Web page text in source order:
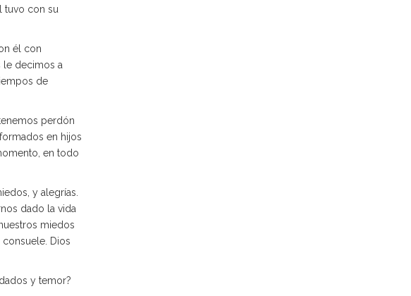
tuvo con su
él con
le decimos a
de
perdón
en hijos
en todo
y alegrías.
dado la vida
miedos
Dios
y temor?